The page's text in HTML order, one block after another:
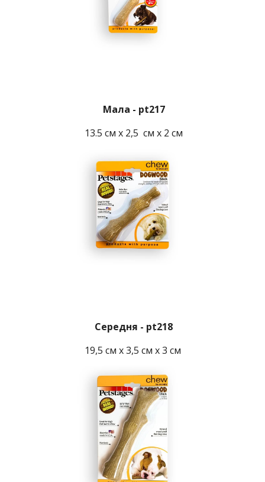
Мала - pt217
13.5 см x 2,5  см x 2 см
Середня - pt218
19,5 см x 3,5 см x 3 см